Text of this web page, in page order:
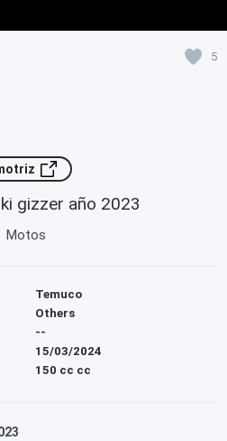
5
gizzer año 2023
Motos
Temuco
Others
--
15/03/2024
150 cc cc